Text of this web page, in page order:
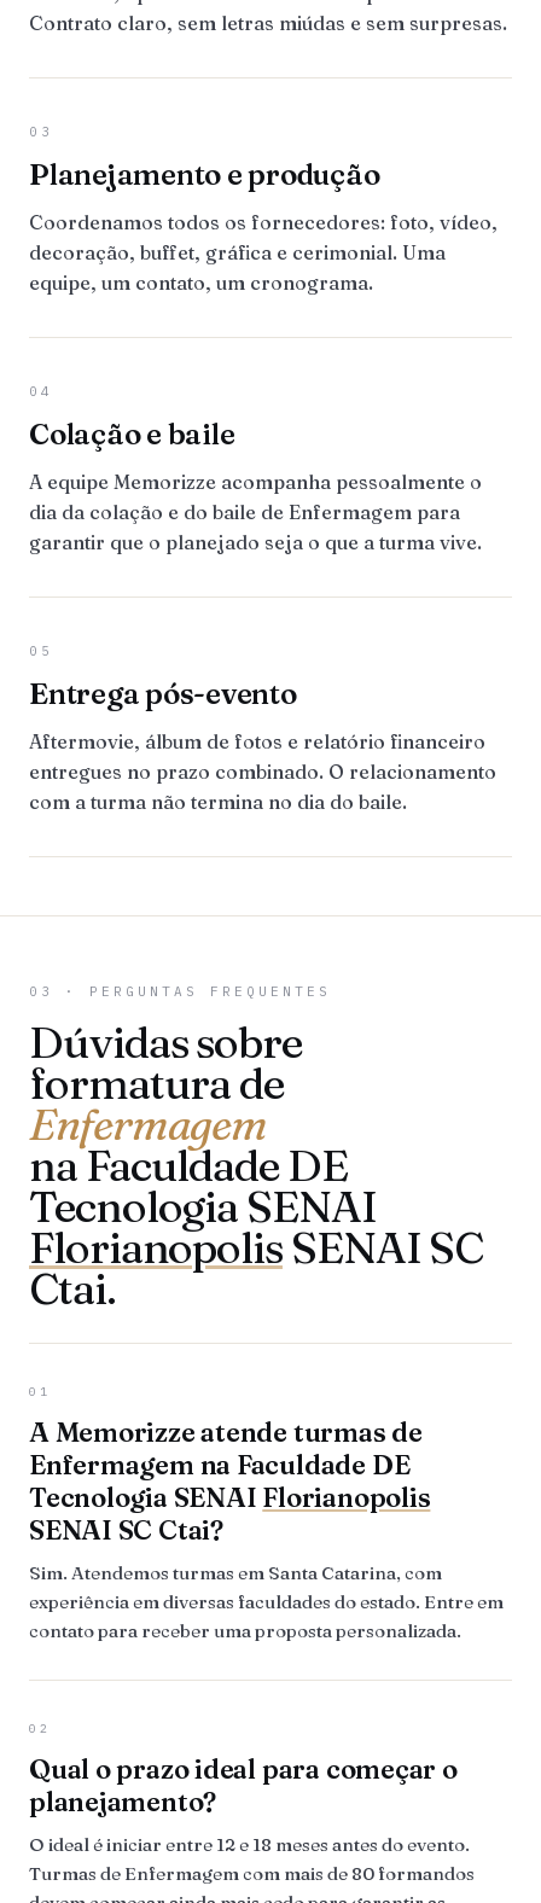
Contrato claro, sem letras miúdas e sem surpresas.
03
Planejamento e produção
Coordenamos todos os fornecedores: foto, vídeo,
decoração, buffet, gráfica e cerimonial. Uma
equipe, um contato, um cronograma.
04
Colação e baile
A equipe Memorizze acompanha pessoalmente o
dia da colação e do baile de Enfermagem para
garantir que o planejado seja o que a turma vive.
05
Entrega pós-evento
Aftermovie, álbum de fotos e relatório financeiro
entregues no prazo combinado. O relacionamento
com a turma não termina no dia do baile.
03 · PERGUNTAS FREQUENTES
Dúvidas sobre
formatura de
Enfermagem
na Faculdade DE
Tecnologia SENAI
FlorianopolisSENAI SC
Ctai.
01
A Memorizze atende turmas de
Enfermagem na Faculdade DE
Tecnologia SENAI Florianopolis
SENAI SC Ctai?
Sim. Atendemos turmas em Santa Catarina, com
experiência em diversas faculdades do estado. Entre em
contato para receber uma proposta personalizada.
02
Qual o prazo ideal para começar o
planejamento?
O ideal é iniciar entre 12 e 18 meses antes do evento.
Turmas de Enfermagem com mais de 80 formandos